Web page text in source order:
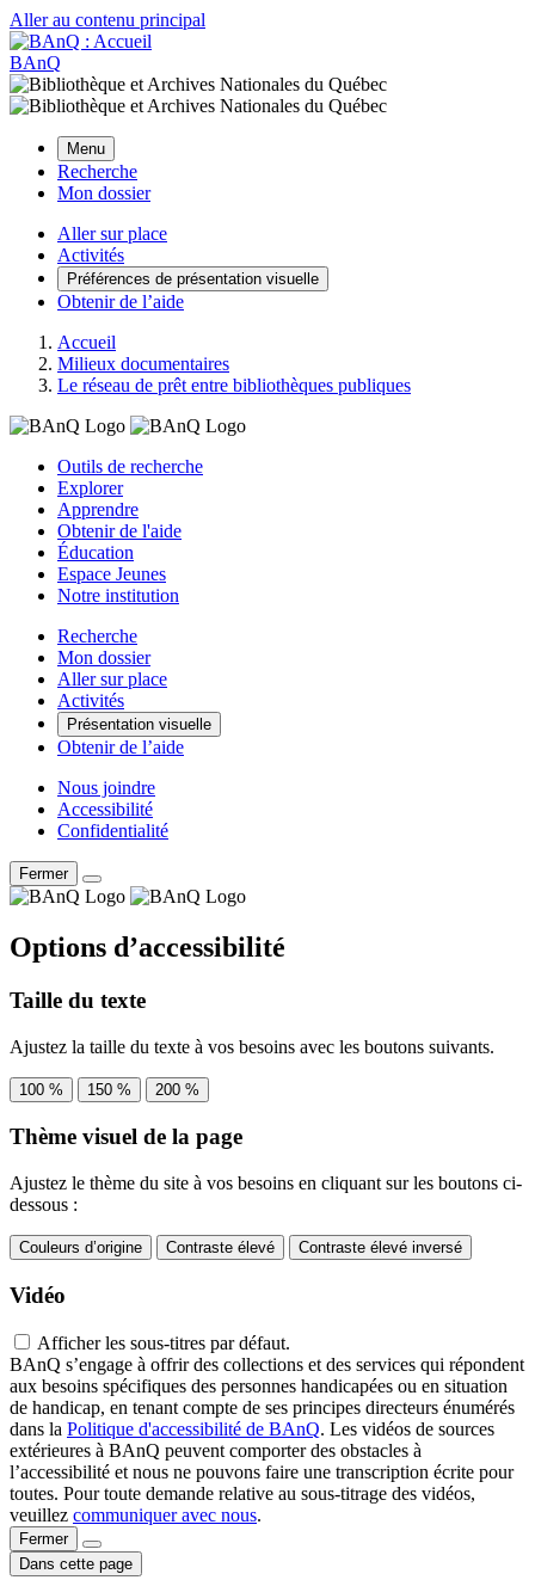
Aller au contenu principal
BAnQ
Menu
Recherche
Mon dossier
Aller sur place
Activités
Préférences de présentation visuelle
Obtenir de l’aide
Accueil
Milieux documentaires
Le réseau de prêt entre bibliothèques publiques
Outils de recherche
Explorer
Apprendre
Obtenir de l'aide
Éducation
Espace Jeunes
Notre institution
Recherche
Mon dossier
Aller sur place
Activités
Présentation visuelle
Obtenir de l’aide
Nous joindre
Accessibilité
Confidentialité
Fermer
Options d’accessibilité
Taille du texte
Ajustez la taille du texte à vos besoins avec les boutons suivants.
100 % 150 % 200 %
Thème visuel de la page
Ajustez le thème du site à vos besoins en cliquant sur les boutons ci-
dessous :
Couleurs d’origine Contraste élevé Contraste élevé inversé
Vidéo
Afficher les sous-titres par défaut.
BAnQ s’engage à offrir des collections et des services qui répondent
aux besoins spécifiques des personnes handicapées ou en situation
de handicap, en tenant compte de ses principes directeurs énumérés
dans la Politique d'accessibilité de BAnQ. Les vidéos de sources
extérieures à BAnQ peuvent comporter des obstacles à
l’accessibilité et nous ne pouvons faire une transcription écrite pour
toutes. Pour toute demande relative au sous-titrage des vidéos,
veuillez communiquer avec nous.
Fermer
Dans cette page